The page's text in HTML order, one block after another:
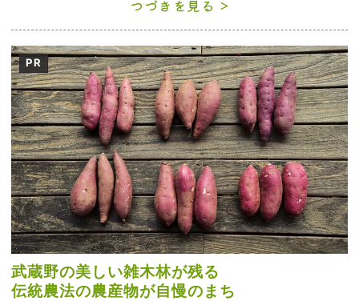
つづきを見る
PR
武蔵野の美しい雑木林が残る
伝統農法の農産物が自慢のまち